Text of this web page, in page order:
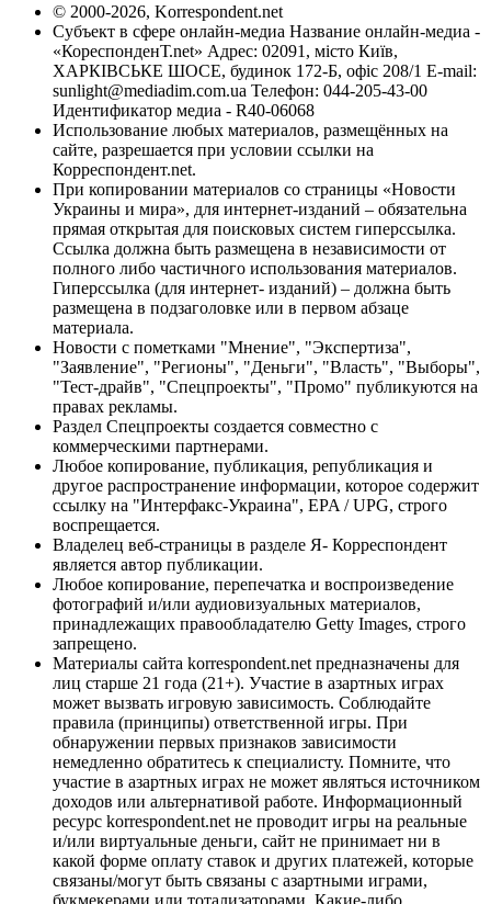
© 2000-2026, Korrespondent.net
Субъект в сфере онлайн-медиа Название онлайн-медиа -
«КореспонденТ.net» Адрес: 02091, місто Київ,
ХАРКІВСЬКЕ ШОСЕ, будинок 172-Б, офіс 208/1 E-mail:
sunlight@mediadim.com.ua Телефон: 044-205-43-00
Идентификатор медиа - R40-06068
Использование любых материалов, размещённых на
сайте, разрешается при условии ссылки на
Корреспондент.net.
При копировании материалов со страницы «Новости
Украины и мира», для интернет-изданий – обязательна
прямая открытая для поисковых систем гиперссылка.
Ссылка должна быть размещена в независимости от
полного либо частичного использования материалов.
Гиперссылка (для интернет- изданий) – должна быть
размещена в подзаголовке или в первом абзаце
материала.
Новости с пометками "Мнение", "Экспертиза",
"Заявление", "Регионы", "Деньги", "Власть", "Выборы",
"Тест-драйв", "Спецпроекты", "Промо" публикуются на
правах рекламы.
Раздел Спецпроекты создается совместно с
коммерческими партнерами.
Любое копирование, публикация, републикация и
другое распространение информации, которое содержит
ссылку на "Интерфакс-Украина", EPA / UPG, строго
воспрещается.
Владелец веб-страницы в разделе Я- Корреспондент
является автор публикации.
Любое копирование, перепечатка и воспроизведение
фотографий и/или аудиовизуальных материалов,
принадлежащих правообладателю Getty Images, строго
запрещено.
Материалы сайта korrespondent.net предназначены для
лиц старше 21 года (21+). Участие в азартных играх
может вызвать игровую зависимость. Соблюдайте
правила (принципы) ответственной игры. При
обнаружении первых признаков зависимости
немедленно обратитесь к специалисту. Помните, что
участие в азартных играх не может являться источником
доходов или альтернативой работе. Информационный
ресурс korrespondent.net не проводит игры на реальные
и/или виртуальные деньги, сайт не принимает ни в
какой форме оплату ставок и других платежей, которые
связаны/могут быть связаны с азартными играми,
букмекерами или тотализаторами. Какие-либо